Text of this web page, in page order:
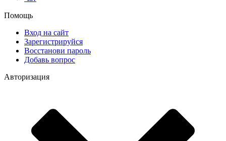
Помощь
Вход на сайт
Зарегистрируйся
Восстанови пароль
Добавь вопрос
Авторизация